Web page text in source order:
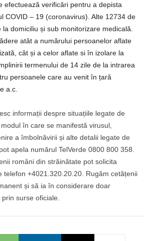
efectuează verificări pentru a depista
COVID – 19 (coronavirus). Alte 12734 de
domiciliu și sub monitorizare medicală.
atât a numărului persoanelor aflate
cât și a celor aflate si în izolare la
termenului de 14 zile de la intrarea
persoanele care au venit în țară
a.c.
informații despre situațiile legate de
în care se manifestă virusul,
a îmbolnăvirii și alte detalii legate de
apela numărul TelVerde 0800 800 358.
români din străinătate pot solicita
telefon +4021.320.20.20. Rugăm cetățenii
și să ia în considerare doar
surse oficiale.